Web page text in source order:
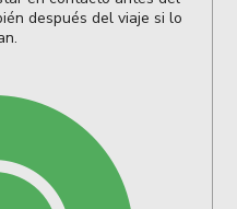
después del viaje si lo